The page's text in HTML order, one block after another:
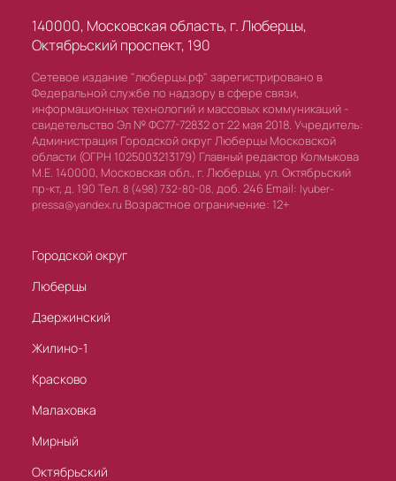
140000, Московская область, г. Люберцы,
Октябрьский проспект, 190
Сетевое издание "люберцы.рф" зарегистрировано в
Федеральной службе по надзору в сфере связи,
информационных технологий и массовых коммуникаций -
свидетельство Эл № ФС77-72832 от 22 мая 2018. Учредитель:
Администрация Городской округ Люберцы Московской
области (ОГРН 1025003213179) Главный редактор Колмыкова
М.Е. 140000, Московская обл., г. Люберцы, ул. Октябрьский
пр-кт, д. 190 Тел. 8 (498) 732-80-08, доб. 246 Email: lyuber-
pressa@yandex.ru Возрастное ограничение: 12+
Городской округ
Люберцы
Дзержинский
Жилино-1
Красково
Малаховка
Мирный
Октябрьский